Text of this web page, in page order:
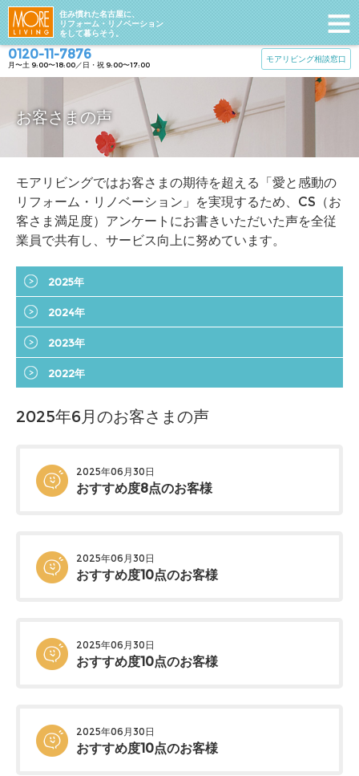
住み慣れた名古屋に、
リフォーム・リノベーション
をして暮らそう。
0120-11-7876
月〜土 9:00〜18:00／日・祝 9:00〜17:00
モアリビング相談窓口
お客さまの声
モアリビングではお客さまの期待を超える「愛と感動の
リフォーム・リノベーション」を実現するため、CS（お
客さま満足度）アンケートにお書きいただいた声を全従
業員で共有し、サービス向上に努めています。
2025年
2024年
2023年
2022年
2025年6月のお客さまの声
2025年06月30日
おすすめ度8点のお客様
2025年06月30日
おすすめ度10点のお客様
2025年06月30日
おすすめ度10点のお客様
2025年06月30日
おすすめ度10点のお客様